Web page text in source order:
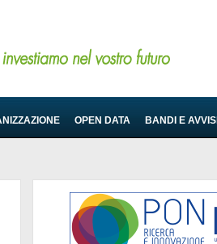
OPEN DATA BANDI E AVVISI